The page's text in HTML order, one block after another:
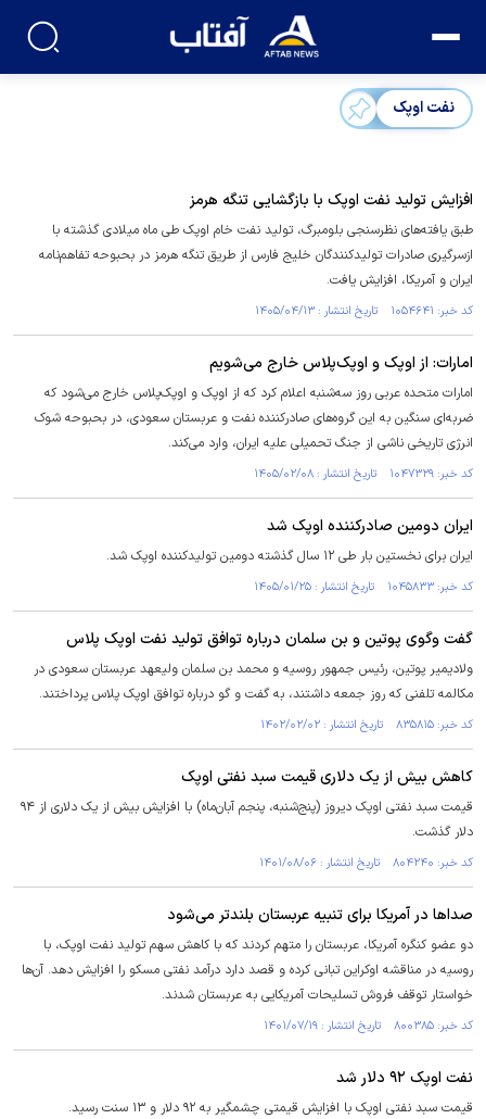
نفت اوپک
افزایش تولید نفت اوپک با بازگشایی تنگه هرمز
طبق یافته‌های نظرسنجی بلومبرگ، تولید نفت خام اوپک طی ماه میلادی گذشته با
ازسرگیری صادرات تولیدکنندگان خلیج فارس از طریق تنگه هرمز در بحبوحه تفاهم‌نامه
ایران و آمریکا، افزایش یافت.
کد خبر: ۱۰۵۴۶۴۱ تاریخ انتشار : ۱۴۰۵/۰۴/۱۳
امارات: از اوپک و اوپک‌پلاس خارج می‌شویم
امارات متحده عربی روز سه‌شنبه اعلام کرد که از اوپک و اوپک‌پلاس خارج می‌شود که
ضربه‌ای سنگین به این گروه‌های صادرکننده نفت و عربستان سعودی، در بحبوحه شوک
انرژی تاریخی ناشی از جنگ تحمیلی علیه ایران، وارد می‌کند.
کد خبر: ۱۰۴۷۳۲۹ تاریخ انتشار : ۱۴۰۵/۰۲/۰۸
ایران دومین صادر‌کننده اوپک شد
ایران برای نخستین بار طی ۱۲ سال گذشته دومین تولیدکننده اوپک شد.
کد خبر: ۱۰۴۵۸۳۳ تاریخ انتشار : ۱۴۰۵/۰۱/۲۵
گفت وگوی پوتین و بن سلمان درباره توافق تولید نفت اوپک پلاس
ولادیمیر پوتین، رئیس جمهور روسیه و محمد بن سلمان ولیعهد عربستان سعودی در
مکالمه تلفنی که روز جمعه داشتند، به گفت و گو درباره توافق اوپک پلاس پرداختند.
کد خبر: ۸۳۵۸۱۵ تاریخ انتشار : ۱۴۰۲/۰۲/۰۲
کاهش بیش از یک دلاری قیمت سبد نفتی اوپک
قیمت سبد نفتی اوپک دیروز (پنج‌شنبه، پنجم آبان‌ماه) با افزایش بیش از یک دلاری از ۹۴
دلار گذشت.
کد خبر: ۸۰۴۲۴۰ تاریخ انتشار : ۱۴۰۱/۰۸/۰۶
صدا‌ها در آمریکا برای تنبیه عربستان بلندتر می‌شود
دو عضو کنگره آمریکا، عربستان را متهم کردند که با کاهش سهم تولید نفت اوپک، با
روسیه در مناقشه اوکراین تبانی کرده و قصد دارد درآمد نفتی مسکو را افزایش دهد. آن‌ها
خواستار توقف فروش تسلیحات آمریکایی به عربستان شدند.
کد خبر: ۸۰۰۳۸۵ تاریخ انتشار : ۱۴۰۱/۰۷/۱۹
نفت اوپک ۹۲ دلار شد
قیمت سبد نفتی اوپک با افزایش قیمتی چشمگیر به ۹۲ دلار و ۱۳ سنت رسید.